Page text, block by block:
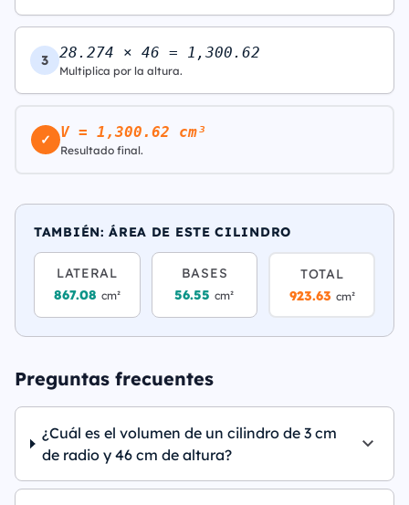
3 28.274 × 46 = 1,300.62
Multiplica por la altura.
✓ V = 1,300.62 cm³
Resultado final.
TAMBIÉN: ÁREA DE ESTE CILINDRO
LATERAL
867.08 cm²
BASES
56.55cm²
TOTAL
923.63 cm²
Preguntas frecuentes
¿Cuál es el volumen de un cilindro de 3 cm
de radio y 46 cm de altura?